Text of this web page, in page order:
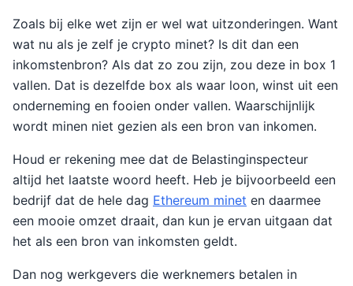
Zoals bij elke wet zijn er wel wat uitzonderingen. Want
wat nu als je zelf je crypto minet? Is dit dan een
inkomstenbron? Als dat zo zou zijn, zou deze in box 1
vallen. Dat is dezelfde box als waar loon, winst uit een
onderneming en fooien onder vallen. Waarschijnlijk
wordt minen niet gezien als een bron van inkomen.
Houd er rekening mee dat de Belastinginspecteur
altijd het laatste woord heeft. Heb je bijvoorbeeld een
bedrijf dat de hele dag Ethereum minet en daarmee
een mooie omzet draait, dan kun je ervan uitgaan dat
het als een bron van inkomsten geldt.
Dan nog werkgevers die werknemers betalen in